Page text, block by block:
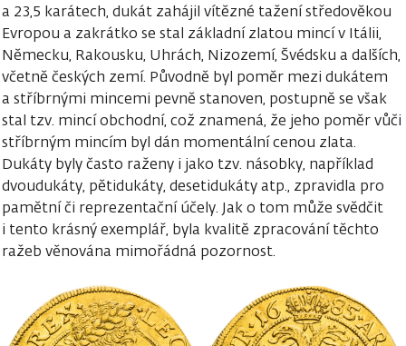
a 23,5 karátech, dukát zahájil vítězné tažení středověkou
Evropou a zakrátko se stal základní zlatou mincí v Itálii,
Německu, Rakousku, Uhrách, Nizozemí, Švédsku a dalších,
včetně českých zemí. Původně byl poměr mezi dukátem
a stříbrnými mincemi pevně stanoven, postupně se však
stal tzv. mincí obchodní, což znamená, že jeho poměr vůči
stříbrným mincím byl dán momentální cenou zlata.
Dukáty byly často raženy i jako tzv. násobky, například
dvoudukáty, pětidukáty, desetidukáty atp., zpravidla pro
pamětní či reprezentační účely. Jak o tom může svědčit
i tento krásný exemplář, byla kvalitě zpracování těchto
ražeb věnována mimořádná pozornost.